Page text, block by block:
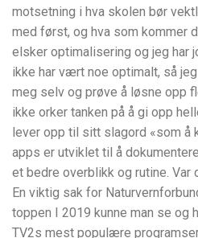
motsetning i hva skolen bør
med først, og hva som kommer
elsker optimalisering og jeg har
ikke har vært noe optimalt, så
meg selv og prøve å løsne opp
ikke orker tanken på å gi opp
lever opp til sitt slagord «som å
apps er utviklet til å
et bedre overblikk og rutine. Var
En viktig sak for
toppen I 2019 kunne man se og
TV2s mest populære